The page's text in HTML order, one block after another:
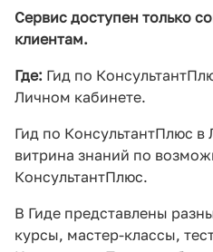
Сервис доступен только
клиентам.
Где: Гид по
Личном кабинете.
Гид по КонсультантПлюс в
витрина знаний по
КонсультантПлюс.
В Гиде представлены
курсы, мастер-классы,